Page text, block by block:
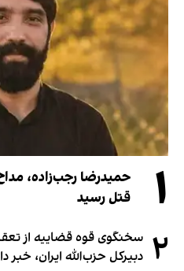
۱
حمیدرضا رجب‌زاده،
قتل رسید
۲ سخنگوی قوه قضاییه از
دبیر‌کل حزب‌الله ایران، خبر